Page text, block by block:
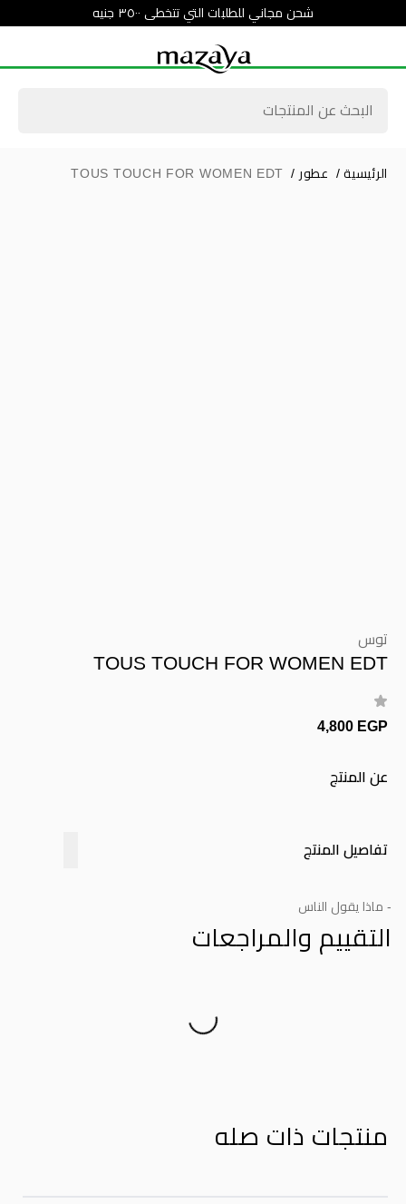
شحن مجاني للطلبات التي تتخطى ٣٥٠٠ جنيه
الرئيسية / عطور /
TOUS TOUCH FOR WOMEN EDT
توس
TOUS TOUCH FOR WOMEN EDT
4,800 EGP
عن المنتج
تفاصيل المنتج
- ماذا يقول الناس
التقييم والمراجعات
منتجات ذات صله